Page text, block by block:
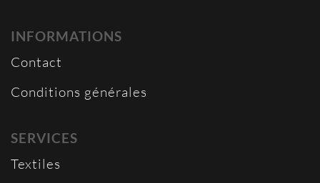
INFORMATIONS
Contact
Conditions générales
SERVICES
Textiles